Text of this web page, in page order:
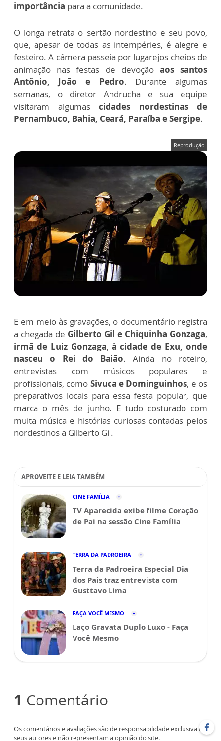
importância para a comunidade.
O longa retrata o sertão nordestino e seu povo,
que, apesar de todas as intempéries, é alegre e
festeiro. A câmera passeia por lugarejos cheios de
animação nas festas de devoção aos santos
Antônio, João e Pedro. Durante algumas
semanas, o diretor Andrucha e sua equipe
visitaram algumas cidades nordestinas de
Pernambuco, Bahia, Ceará, Paraíba e Sergipe.
Reprodução
E em meio às gravações, o documentário registra
a chegada de Gilberto Gil e Chiquinha Gonzaga,
irmã de Luiz Gonzaga, à cidade de Exu, onde
nasceu o Rei do Baião. Ainda no roteiro,
entrevistas com músicos populares e
profissionais, como Sivuca e Dominguinhos, e os
preparativos locais para essa festa popular, que
marca o mês de junho. E tudo costurado com
muita música e histórias curiosas contadas pelos
nordestinos a Gilberto Gil.
APROVEITE E LEIA TAMBÉM
CINE FAMÍLIA
TV Aparecida exibe filme Coração
de Pai na sessão Cine Família
TERRA DA PADROEIRA
Terra da Padroeira Especial Dia
dos Pais traz entrevista com
Gusttavo Lima
FAÇA VOCÊ MESMO
Laço Gravata Duplo Luxo - Faça
Você Mesmo
1 Comentário
Os comentários e avaliações são de responsabilidade exclusiva de
seus autores e não representam a opinião do site.